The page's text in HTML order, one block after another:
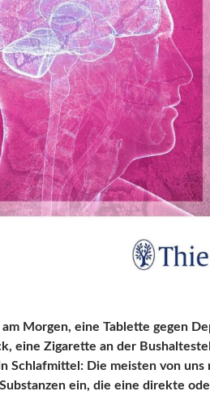
am Morgen, eine Tablette gegen
eine Zigarette an der
Schlafmittel: Die meisten von uns
ein, die eine direkte